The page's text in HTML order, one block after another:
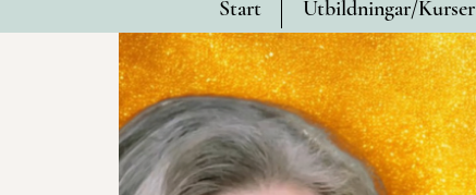
Start Utbildningar/Kurser